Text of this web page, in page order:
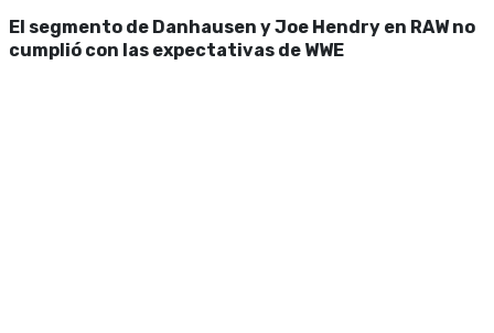
El segmento de Danhausen y Joe Hendry en RAW no
cumplió con las expectativas de WWE